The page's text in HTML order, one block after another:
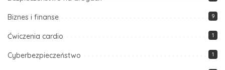
Biznes i finanse 9
Ćwiczenia cardio 1
Cyberbezpieczeństwo 1